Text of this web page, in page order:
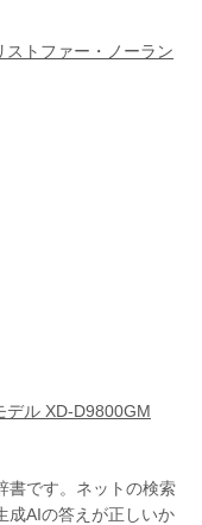
ストファー・ノーラン
デル XD-D9800GM
書です。ネットの検索
成AIの答えが正しいか